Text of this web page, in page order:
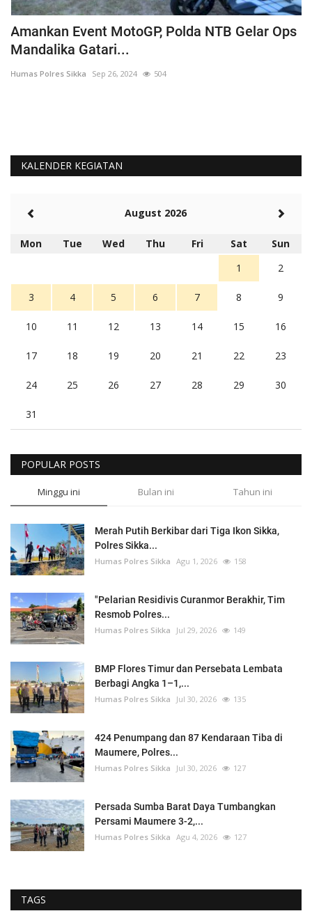
Amankan Event MotoGP, Polda NTB Gelar Ops
Mandalika Gatari...
Humas Polres Sikka Sep 26, 2024 504
KALENDER KEGIATAN
August 2026
Mon Tue Wed Thu Fri Sat
Sun
1
2
3 4 5 6 7 8 9
10 11 12 13 14 15 16
17 18 19 20 21 22 23
24 25 26 27 28 29 30
31
POPULAR POSTS
Minggu ini Bulan ini Tahun ini
Merah Putih Berkibar dari Tiga Ikon Sikka,
Polres Sikka...
Humas Polres Sikka Agu 1, 2026 158
"Pelarian Residivis Curanmor Berakhir, Tim
Resmob Polres...
Humas Polres Sikka Jul 29, 2026 149
BMP Flores Timur dan Persebata Lembata
Berbagi Angka 1–1,...
Humas Polres Sikka Jul 30, 2026 135
424 Penumpang dan 87 Kendaraan Tiba di
Maumere, Polres...
Humas Polres Sikka Jul 30, 2026 127
Persada Sumba Barat Daya Tumbangkan
Persami Maumere 3-2,...
Humas Polres Sikka Agu 4, 2026 127
TAGS